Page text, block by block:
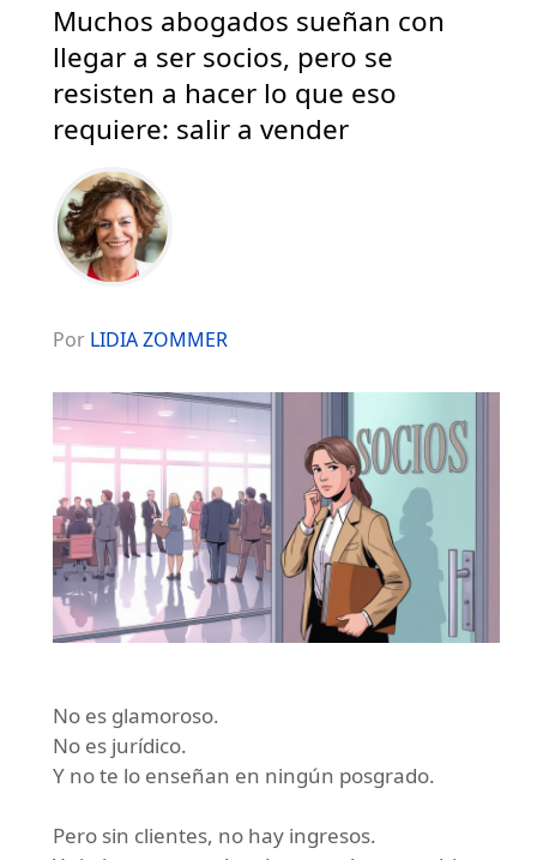
Muchos abogados sueñan con
llegar a ser socios, pero se
resisten a hacer lo que eso
requiere: salir a vender
Por LIDIA ZOMMER
No es glamoroso.
No es jurídico.
Y no te lo enseñan en ningún posgrado.
Pero sin clientes, no hay ingresos.